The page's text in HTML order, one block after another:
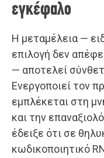
εγκέφαλο
Η μεταμέλεια —
επιλογή δεν
— αποτελεί
Ενεργοποιεί τον
εμπλέκεται στη
και την
έδειξε ότι σε
κωδικοποιητικό